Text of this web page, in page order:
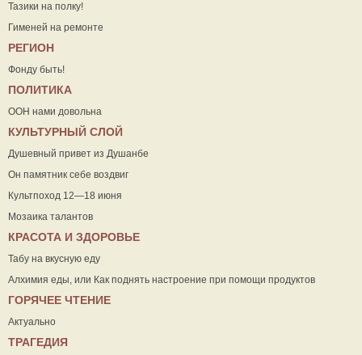
Тазики на полку!
Гименей на ремонте
РЕГИОН
Фонду быть!
ПОЛИТИКА
ООН нами довольна
КУЛЬТУРНЫЙ СЛОЙ
Душевный привет из Душанбе
Он памятник себе воздвиг
Культпоход 12—18 июня
Мозаика талантов
КРАСОТА И ЗДОРОВЬЕ
Табу на вкусную еду
Алхимия еды, или Как поднять настроение при помощи продуктов
ГОРЯЧЕЕ ЧТЕНИЕ
Актуально
ТРАГЕДИЯ